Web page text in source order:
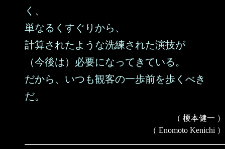
く、
単なるくすぐりから、
計算されたような洗練された演技が
（今後は）必要になってきている。
だから、いつも観客の一歩前を歩くべき
だ。
（ 榎本健一 ）
（ Enomoto Kenichi ）